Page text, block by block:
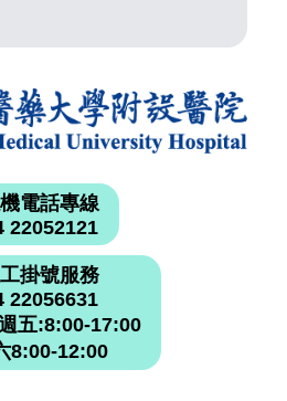
電話專線
22052121
掛號服務
22056631
五:8:00-17:00
8:00-12:00